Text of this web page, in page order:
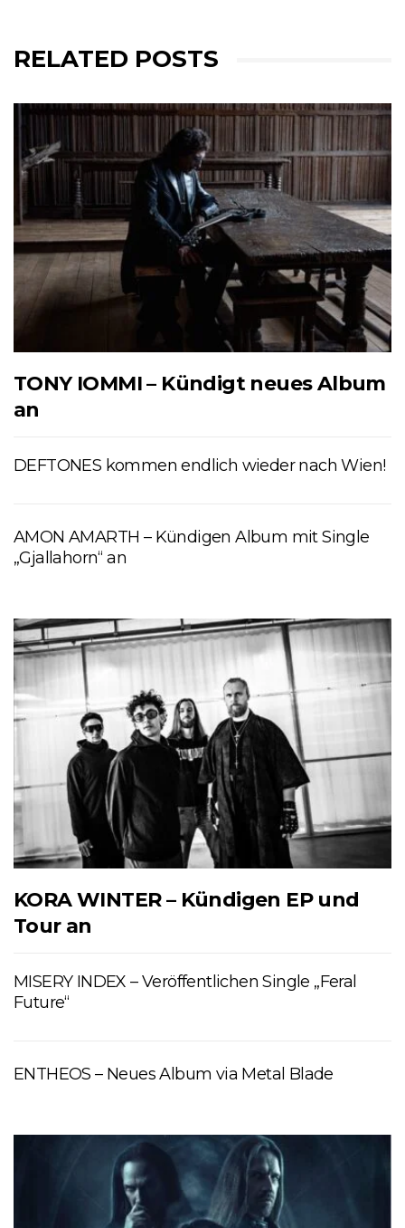
RELATED POSTS
TONY IOMMI – Kündigt neues Album
an
DEFTONES kommen endlich wieder nach Wien!
AMON AMARTH – Kündigen Album mit Single
„Gjallahorn“ an
KORA WINTER – Kündigen EP und
Tour an
MISERY INDEX – Veröffentlichen Single „Feral
Future“
ENTHEOS – Neues Album via Metal Blade